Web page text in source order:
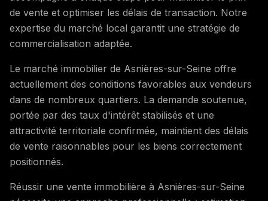
de vente et optimiser les délais de transaction. Notre
expertise du marché local garantit une stratégie de
commercialisation adaptée.
Le marché immobilier de Asnières-sur-Seine offre
actuellement des conditions favorables aux vendeurs
dans de nombreux quartiers. La demande soutenue,
portée par des taux d'intérêt stabilisés et une
attractivité territoriale confirmée, maintient des délais
de vente raisonnables pour les biens correctement
positionnés.
Réussir une vente immobilière à Asnières-sur-Seine